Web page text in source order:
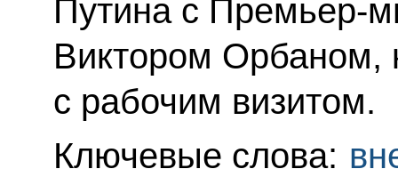
Путина с Премьер-
Виктором Орбаном,
с рабочим визитом.
Ключевые слова: